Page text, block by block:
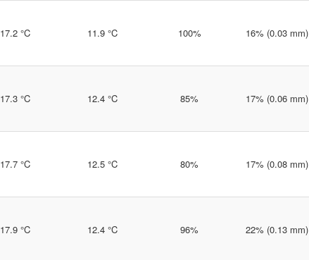
17.2 °C 11.9 °C 100% 16% (0.03 mm)
17.3 °C 12.4 °C 85% 17% (0.06 mm)
17.7 °C 12.5 °C 80% 17% (0.08 mm)
17.9 °C 12.4 °C 96% 22% (0.13 mm)